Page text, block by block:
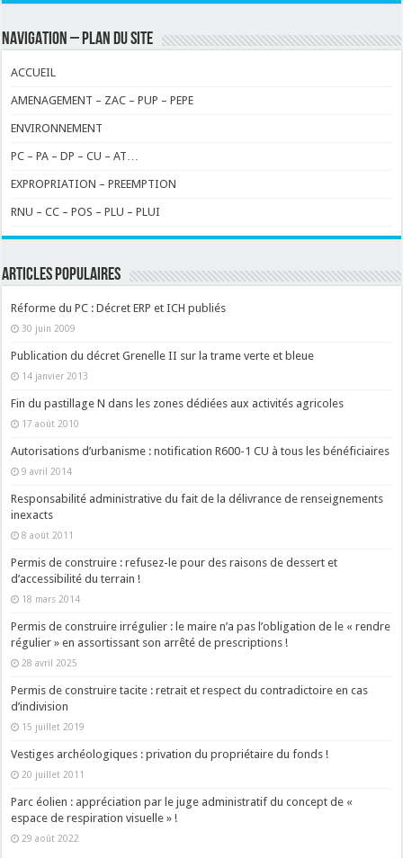
NAVIGATION – PLAN DU SITE
ACCUEIL
AMENAGEMENT – ZAC – PUP – PEPE
ENVIRONNEMENT
PC – PA – DP – CU – AT…
EXPROPRIATION – PREEMPTION
RNU – CC – POS – PLU – PLUI
ARTICLES POPULAIRES
Réforme du PC : Décret ERP et ICH publiés
30 juin 2009
Publication du décret Grenelle II sur la trame verte et bleue
14 janvier 2013
Fin du pastillage N dans les zones dédiées aux activités agricoles
17 août 2010
Autorisations d’urbanisme : notification R600-1 CU à tous les bénéficiaires
9 avril 2014
Responsabilité administrative du fait de la délivrance de renseignements
inexacts
8 août 2011
Permis de construire : refusez-le pour des raisons de dessert et
d’accessibilité du terrain !
18 mars 2014
Permis de construire irrégulier : le maire n’a pas l’obligation de le « rendre
régulier » en assortissant son arrêté de prescriptions !
28 avril 2025
Permis de construire tacite : retrait et respect du contradictoire en cas
d’indivision
15 juillet 2019
Vestiges archéologiques : privation du propriétaire du fonds !
20 juillet 2011
Parc éolien : appréciation par le juge administratif du concept de «
espace de respiration visuelle » !
29 août 2022